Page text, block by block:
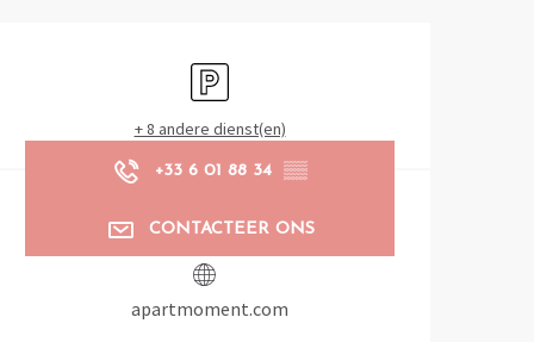
Parkeerplaats
+ 8 andere dienst(en)
+33 6 01 88 34 ▒▒
CONTACTEER ONS
apartmoment.com